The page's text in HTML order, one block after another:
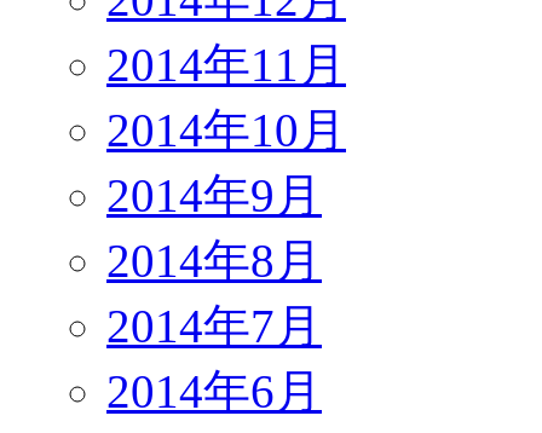
2014年11月
2014年10月
2014年9月
2014年8月
2014年7月
2014年6月